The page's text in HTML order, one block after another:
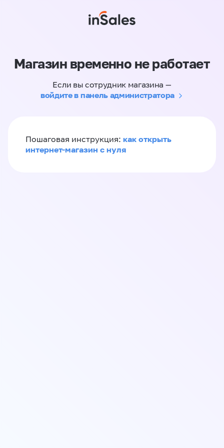
Магазин временно не работает
Если вы сотрудник магазина —
войдите в панель администратора
Пошаговая инструкция: как открыть
интернет-магазин с нуля